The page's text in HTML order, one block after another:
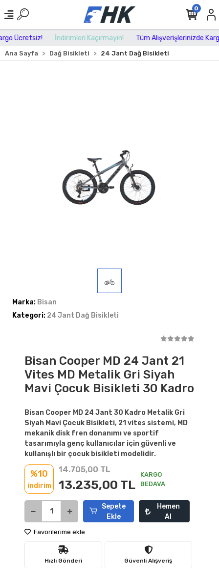
Ücretsiz! İndirimleri Kaçırmayın! Tüm Alışverişlerinizde
0
Ana Sayfa Dağ Bisikleti 24 Jant Dağ Bisikleti
Marka: Bisan
Kategori: 24 Jant Dağ Bisikleti
Bisan Cooper MD 24 Jant 21
Vites MD Metalik Gri Siyah
Mavi Çocuk Bisikleti 30 Kadro
Bisan Cooper MD 24 Jant 30 Kadro Metalik Gri
Siyah Mavi Çocuk Bisikleti, 21 vites sistemi, MD
mekanik disk fren donanımı ve sportif
tasarımıyla genç kullanıcılar için güvenli ve
kullanışlı bir çocuk bisikleti modelidir.
%10
indirim
14.705,00 TL
13.235,00 TL
KARGO
BEDAVA
Sepete
Ekle
Hemen
Al
Favorilerime ekle
Hızlı Gönderi Güvenli Alışveriş